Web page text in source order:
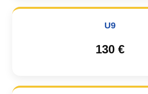
U9
130 €